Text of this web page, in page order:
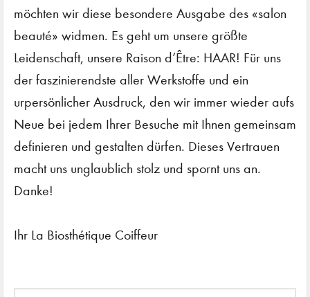
möchten wir diese besondere Ausgabe des «salon
beauté» widmen. Es geht um unsere größte
Leidenschaft, unsere Raison d’Être: HAAR! Für uns
der faszinierendste aller Werkstoffe und ein
urpersönlicher Ausdruck, den wir immer wieder aufs
Neue bei jedem Ihrer Besuche mit Ihnen gemeinsam
definieren und gestalten dürfen. Dieses Vertrauen
macht uns unglaublich stolz und spornt uns an.
Danke!
Ihr La Biosthétique Coiffeur